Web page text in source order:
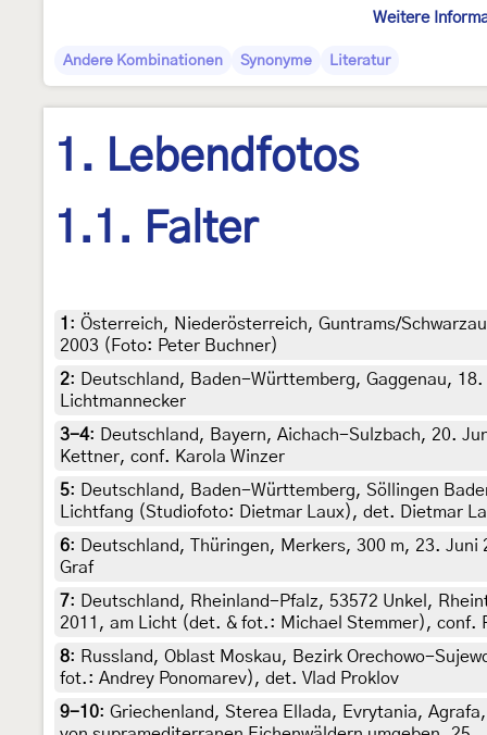
Weitere
Andere Kombinationen Synonyme Literatur
1. Lebendfotos
1.1. Falter
1 : Österreich, Niederösterreich, Guntrams/
2003 (Foto: Peter Buchner)
2:
Deutschland, Baden-Württemberg, Gaggenau,
Lichtmannecker
3-4:
Deutschland, Bayern, Aichach-Sulzbach, 20.
Kettner, conf. Karola Winzer
5:
Deutschland, Baden-Württemberg, Söllingen
Lichtfang (Studiofoto: Dietmar Laux), det. Dietmar
6:
Deutschland, Thüringen, Merkers, 300 m, 23.
Graf
7:
Deutschland, Rheinland-Pfalz, 53572 Unkel,
2011, am Licht (det. & fot.: Michael Stemmer), conf.
8: Russland, Oblast Moskau, Bezirk Orechowo-
fot.: Andrey Ponomarev), det. Vlad Proklov
9-10: Griechenland, Sterea Ellada, Evrytania,